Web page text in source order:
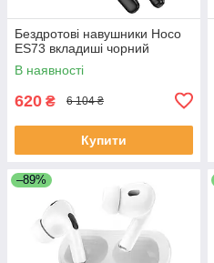
Бездротові навушники Hoco
ES73 вкладиші чорний
В наявності
620 ₴ 6 104 ₴
Купити
–89%